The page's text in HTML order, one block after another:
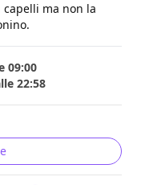
ma non la
09:00
22:58